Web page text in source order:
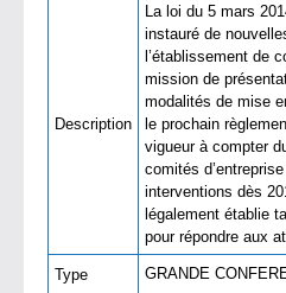
Description
La loi du 5 mars
instauré de
l’établissement de
mission de
modalités de mise
le prochain
vigueur à compter
comités
interventions dès
légalement établie
pour répondre aux
Type GRANDE